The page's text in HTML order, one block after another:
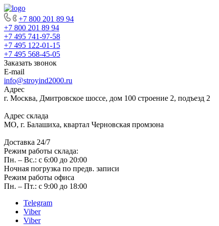
+7 800 201 89 94
+7 800 201 89 94
+7 495 741-97-58
+7 495 122-01-15
+7 495 568-45-05
Заказать звонок
E-mail
info@stroyind2000.ru
Адрес
г. Москва, Дмитровское шоссе, дом 100 строение 2, подъезд 2
Адрес склада
МО, г. Балашиха, квартал Черновская промзона
Доставка 24/7
Режим работы склада:
Пн. – Вс.: с 6:00 до 20:00
Ночная погрузка по предв. записи
Режим работы офиса
Пн. – Пт.: с 9:00 до 18:00
Telegram
Viber
Viber